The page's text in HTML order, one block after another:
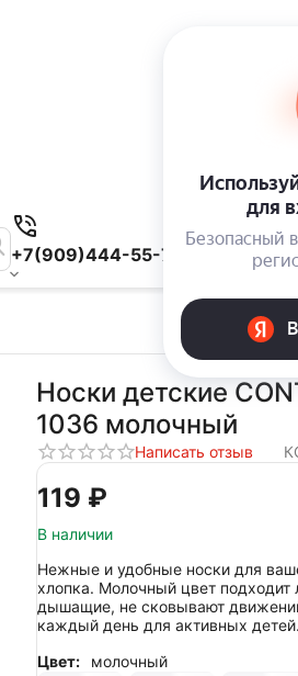
+7(909)444-55-78
Носки детские
1036 молочный
Написать отзыв
‍119‍ ₽
В наличии
Нежные и удобные носки для
хлопка. Молочный цвет
дышащие, не сковывают
каждый день для активных детей.
Цвет:
молочный